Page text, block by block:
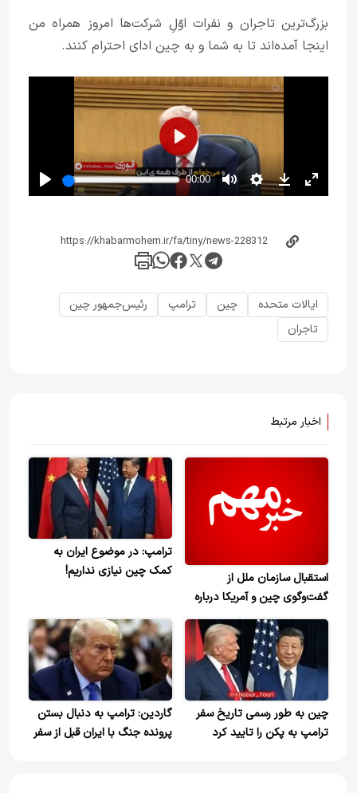
بزرگ‌ترین تاجران و نفرات اوّلِ شرکت‌ها امروز همراه من
اینجا آمده‌اند تا به شما و به چین ادای احترام کنند.
ایالات متحده چین ترامپ
رئیس‌جمهور چین
تاجران
اخبار مرتبط
استقبال سازمان ملل از
گفت‌وگوی چین و آمریکا درباره
ایران
ترامپ: در موضوع ایران به
کمک چین نیازی نداریم!
چین به طور رسمی تاریخ سفر
ترامپ به پکن را تایید کرد
گاردین: ترامپ به دنبال بستن
پرونده جنگ با ایران قبل از سفر